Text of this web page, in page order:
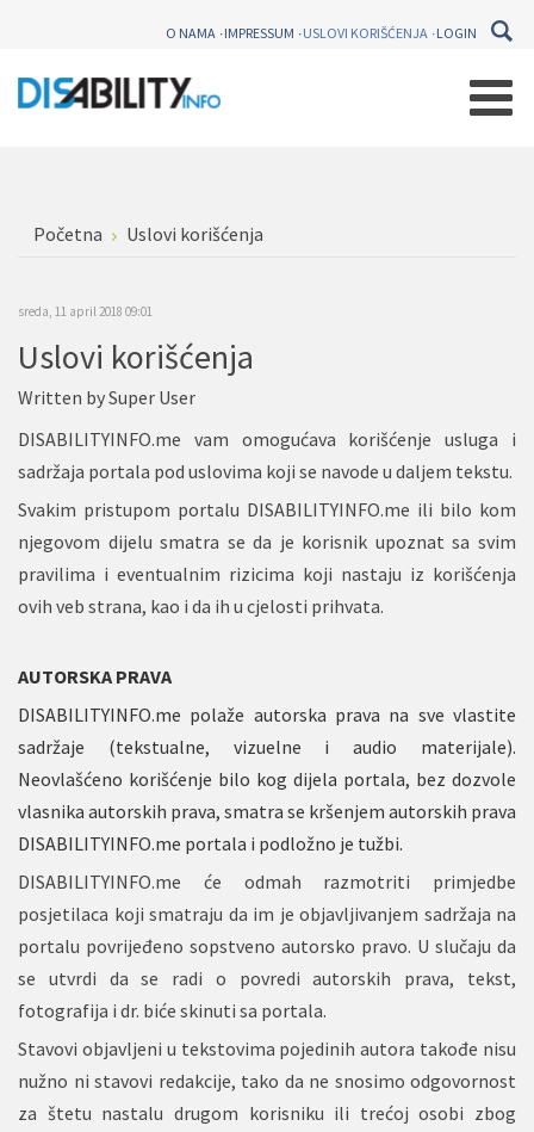
O NAMA IMPRESSUM USLOVI KORIŠĆENJA LOGIN
Početna Uslovi korišćenja
sreda, 11 april 2018 09:01
Uslovi korišćenja
Written bySuper User
DISABILITYINFO.me vam omogućava korišćenje usluga i
sadržaja portala pod uslovima koji se navode u daljem tekstu.
Svakim pristupom portalu DISABILITYINFO.me ili bilo kom
njegovom dijelu smatra se da je korisnik upoznat sa svim
pravilima i eventualnim rizicima koji nastaju iz korišćenja
ovih veb strana, kao i da ih u cjelosti prihvata.
AUTORSKA PRAVA
DISABILITYINFO.me polaže autorska prava na sve vlastite
sadržaje (tekstualne, vizuelne i audio materijale).
Neovlašćeno korišćenje bilo kog dijela portala, bez dozvole
vlasnika autorskih prava, smatra se kršenjem autorskih prava
DISABILITYINFO.me portala i podložno je tužbi.
DISABILITYINFO.me će odmah razmotriti primjedbe
posjetilaca koji smatraju da im je objavljivanjem sadržaja na
portalu povrijeđeno sopstveno autorsko pravo. U slučaju da
se utvrdi da se radi o povredi autorskih prava, tekst,
fotografija i dr. biće skinuti sa portala.
Stavovi objavljeni u tekstovima pojedinih autora takođe nisu
nužno ni stavovi redakcije, tako da ne snosimo odgovornost
za štetu nastalu drugom korisniku ili trećoj osobi zbog